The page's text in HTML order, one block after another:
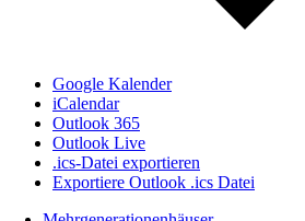
Google Kalender
iCalendar
Outlook 365
Outlook Live
.ics-Datei exportieren
Exportiere Outlook .ics Datei